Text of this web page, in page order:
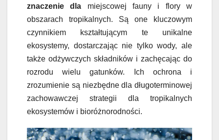
znaczenie dla miejscowej fauny i flory w
obszarach tropikalnych. Są one kluczowym
czynnikiem kształtującym te unikalne
ekosystemy, dostarczając nie tylko wody, ale
także odżywczych składników i zachęcając do
rozrodu wielu gatunków. Ich ochrona i
zrozumienie są niezbędne dla długoterminowej
zachowawczej strategii dla tropikalnych
ekosystemów i bioróżnorodności.